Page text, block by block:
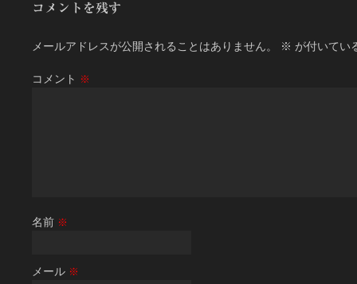
コメントを残す
メールアドレスが公開されることはありません。 ※ が付いてい
コメント ※
名前 ※
メール ※